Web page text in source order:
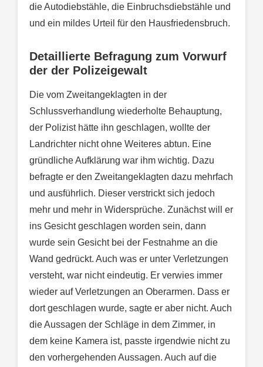
die Autodiebstähle, die Einbruchsdiebstähle und
und ein mildes Urteil für den Hausfriedensbruch.
Detaillierte Befragung zum Vorwurf
der der Polizeigewalt
Die vom Zweitangeklagten in der
Schlussverhandlung wiederholte Behauptung,
der Polizist hätte ihn geschlagen, wollte der
Landrichter nicht ohne Weiteres abtun. Eine
gründliche Aufklärung war ihm wichtig. Dazu
befragte er den Zweitangeklagten dazu mehrfach
und ausführlich. Dieser verstrickt sich jedoch
mehr und mehr in Widersprüche. Zunächst will er
ins Gesicht geschlagen worden sein, dann
wurde sein Gesicht bei der Festnahme an die
Wand gedrückt. Auch was er unter Verletzungen
versteht, war nicht eindeutig. Er verwies immer
wieder auf Verletzungen an Oberarmen. Dass er
dort geschlagen wurde, sagte er aber nicht. Auch
die Aussagen der Schläge in dem Zimmer, in
dem keine Kamera ist, passte irgendwie nicht zu
den vorhergehenden Aussagen. Auch auf die